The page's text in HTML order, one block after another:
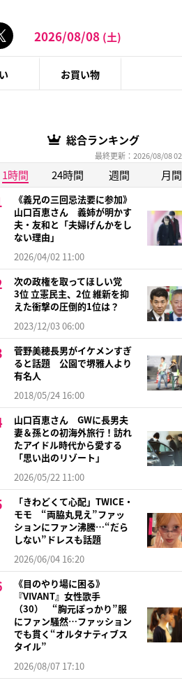
2026/08/08 (土)
お買い物
総合ランキング
最終更新：2026/08/08
1時間 24時間 週間 月間
《義兄の三回忌法要に参加》
山口百恵さん 義姉が明かす
夫・友和と「夫婦げんかをし
ない理由」
2026/04/02 11:00
次の政権を取ってほしい党
3位 立憲民主、2位 維新を抑
えた衝撃の圧倒的1位は？
2023/12/03 06:00
菅野美穂長男がイケメンすぎ
ると話題 公園で堺雅人より
有名人
2018/05/24 16:00
山口百恵さん GWに長男夫
妻＆孫との初海外旅行！訪れ
たアイドル時代から愛する
「思い出のリゾート」
2026/05/22 11:00
「きわどくて心配」TWICE・
モモ “両脇丸見え”ファッ
ションにファン沸騰…“だら
しない”ドレスも話題
2026/06/04 16:20
《目のやり場に困る》
『VIVANT』女性歌手
（30） “胸元ぽっかり”服
にファン騒然…ファッション
でも貫く“オルタナティブス
タイル”
2026/08/07 17:10